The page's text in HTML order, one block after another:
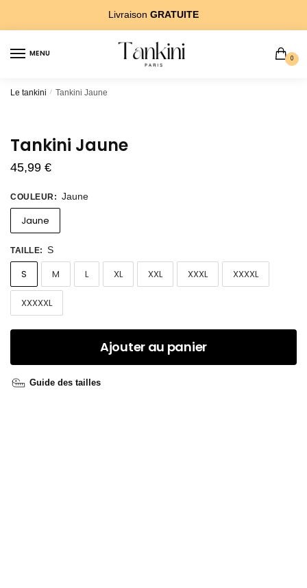
navigation
Livraison GRATUITE
MENU
0
Le tankini / Tankini Jaune
Tankini Jaune
45,99 €
COULEUR: Jaune
Jaune
TAILLE: S
S M L XL XXL XXXL XXXXL
XXXXXL
Ajouter au panier
Guide des tailles